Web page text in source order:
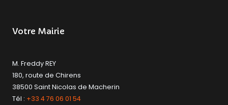
Votre Mairie
M. Freddy REY
180, route de Chirens
38500 Saint Nicolas de Macherin
Tél : +33 4 76 06 01 54